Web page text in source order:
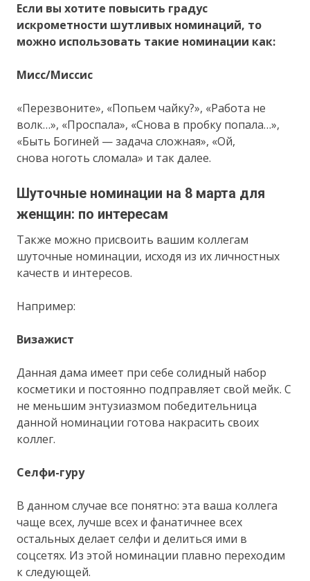
Если вы хотите повысить градус
искрометности шутливых номинаций, то
можно использовать такие номинации как:
Мисс/Миссис
«Перезвоните», «Попьем чайку?», «Работа не
волк…», «Проспала», «Снова в пробку попала…»,
«Быть Богиней — задача сложная», «Ой,
снова ноготь сломала» и так далее.
Шуточные номинации на 8 марта для
женщин: по интересам
Также можно присвоить вашим коллегам
шуточные номинации, исходя из их личностных
качеств и интересов.
Например:
Визажист
Данная дама имеет при себе солидный набор
косметики и постоянно подправляет свой мейк. С
не меньшим энтузиазмом победительница
данной номинации готова накрасить своих
коллег.
Селфи-гуру
В данном случае все понятно: эта ваша коллега
чаще всех, лучше всех и фанатичнее всех
остальных делает селфи и делиться ими в
соцсетях. Из этой номинации плавно переходим
к следующей.